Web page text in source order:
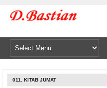
011. KITAB JUMAT